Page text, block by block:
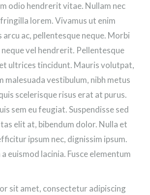
odio hendrerit vitae. Nullam nec
lorem. Vivamus ut enim
ac, pellentesque neque. Morbi
vel hendrerit. Pellentesque
ultrices tincidunt. Mauris volutpat,
malesuada vestibulum, nibh metus
scelerisque risus erat at purus.
sem eu feugiat. Suspendisse sed
elit at, bibendum dolor. Nulla et
ipsum nec, dignissim ipsum.
euismod lacinia. Fusce elementum
sit amet, consectetur adipiscing